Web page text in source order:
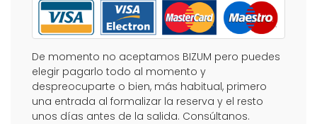
De momento no aceptamos BIZUM pero puedes
elegir pagarlo todo al momento y
despreocuparte o bien, más habitual, primero
una entrada al formalizar la reserva y el resto
unos días antes de la salida. Consúltanos.